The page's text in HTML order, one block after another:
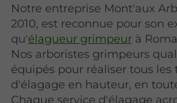
Notre entreprise Mont'aux
2010, est reconnue pour son
qu'élagueur grimpeur à
Nos arboristes grimpeurs
équipés pour réaliser tous les
d'élagage en hauteur, en
Chaque service d'élagage